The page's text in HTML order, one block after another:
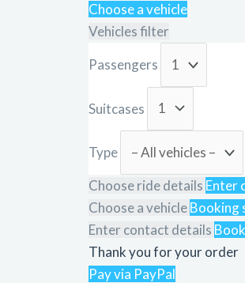
Choose a vehicle
Vehicles filter
Passengers
Suitcases
Type
Choose ride details Enter
Choose a vehicleBooking
Enter contact details
Thank you for your order
Pay via PayPal